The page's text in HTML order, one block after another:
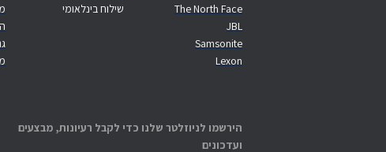
The North Face
JBL
Samsonite
Lexon
שילוח בינלאומי
הירשמו לניוזלטר שלנו כדי לקבל רעיונות, מבצעים
ועדכונים